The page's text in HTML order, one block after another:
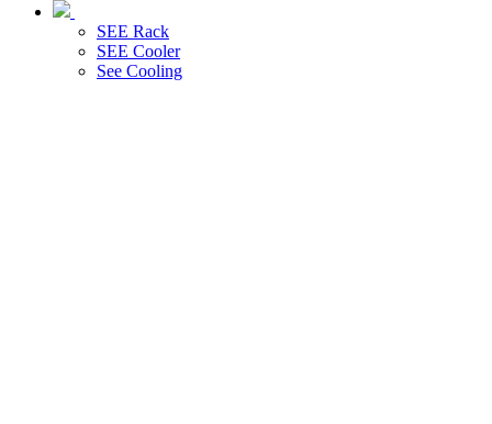
SEE Rack
SEE Cooler
See Cooling